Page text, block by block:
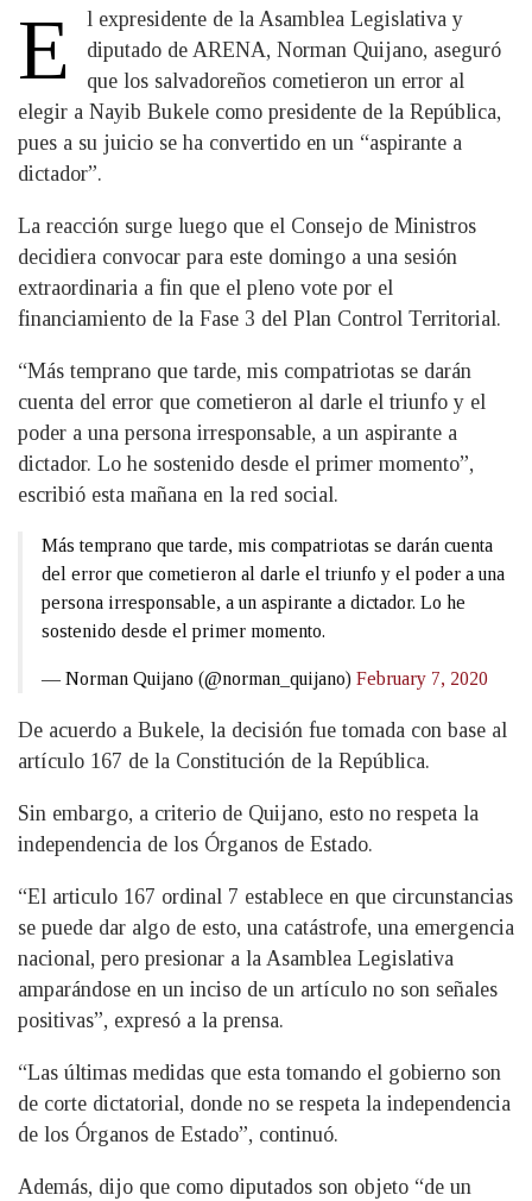
E
l expresidente de la Asamblea Legislativa y
diputado de ARENA, Norman Quijano, aseguró
que los salvadoreños cometieron un error al
elegir a Nayib Bukele como presidente de la República,
pues a su juicio se ha convertido en un “aspirante a
dictador”.
La reacción surge luego que el Consejo de Ministros
decidiera convocar para este domingo a una sesión
extraordinaria a fin que el pleno vote por el
financiamiento de la Fase 3 del Plan Control Territorial.
“Más temprano que tarde, mis compatriotas se darán
cuenta del error que cometieron al darle el triunfo y el
poder a una persona irresponsable, a un aspirante a
dictador. Lo he sostenido desde el primer momento”,
escribió esta mañana en la red social.
Más temprano que tarde, mis compatriotas se darán cuenta
del error que cometieron al darle el triunfo y el poder a una
persona irresponsable, a un aspirante a dictador. Lo he
sostenido desde el primer momento.
— Norman Quijano (@norman_quijano) February 7, 2020
De acuerdo a Bukele, la decisión fue tomada con base al
artículo 167 de la Constitución de la República.
Sin embargo, a criterio de Quijano, esto no respeta la
independencia de los Órganos de Estado.
“El articulo 167 ordinal 7 establece en que circunstancias
se puede dar algo de esto, una catástrofe, una emergencia
nacional, pero presionar a la Asamblea Legislativa
amparándose en un inciso de un artículo no son señales
positivas”, expresó a la prensa.
“Las últimas medidas que esta tomando el gobierno son
de corte dictatorial, donde no se respeta la independencia
de los Órganos de Estado”, continuó.
Además, dijo que como diputados son objeto “de un